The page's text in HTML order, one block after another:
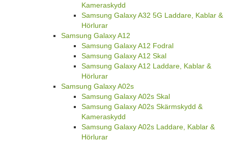
Kameraskydd
Samsung Galaxy A32 5G Laddare, Kablar &
Hörlurar
Samsung Galaxy A12
Samsung Galaxy A12 Fodral
Samsung Galaxy A12 Skal
Samsung Galaxy A12 Laddare, Kablar &
Hörlurar
Samsung Galaxy A02s
Samsung Galaxy A02s Skal
Samsung Galaxy A02s Skärmskydd &
Kameraskydd
Samsung Galaxy A02s Laddare, Kablar &
Hörlurar